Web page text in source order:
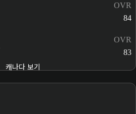
OVR
84
OVR
83
캐나다 보기